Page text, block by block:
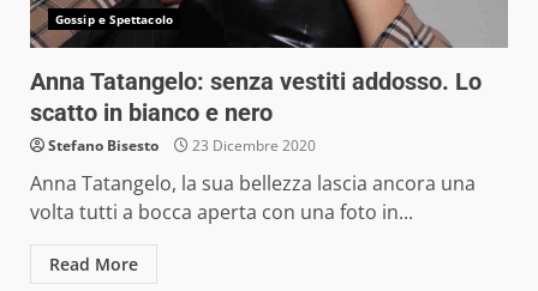
Gossip e Spettacolo
Anna Tatangelo: senza vestiti addosso. Lo
scatto in bianco e nero
Stefano Bisesto 23 Dicembre 2020
Anna Tatangelo, la sua bellezza lascia ancora una
volta tutti a bocca aperta con una foto in...
Read More